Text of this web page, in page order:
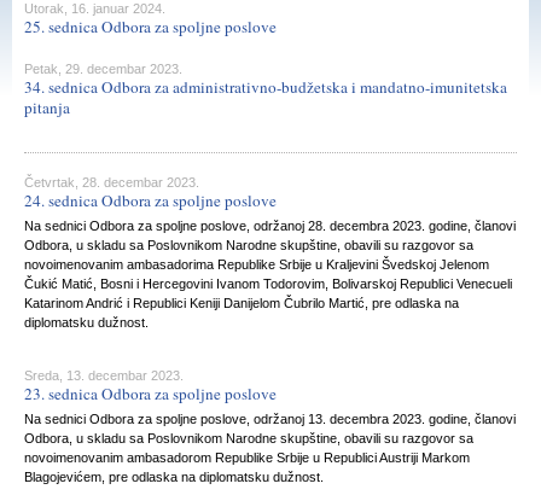
Utorak, 16. januar 2024.
25. sednica Odbora za spoljne poslove
Petak, 29. decembar 2023.
34. sednica Odbora za administrativno-budžetska i mandatno-imunitetska
pitanja
Četvrtak, 28. decembar 2023.
24. sednica Odbora za spoljne poslove
Na sednici Odbora za spoljne poslove, održanoj 28. decembra 2023. godine, članovi
Odbora, u skladu sa Poslovnikom Narodne skupštine, obavili su razgovor sa
novoimenovanim ambasadorima Republike Srbije u Kraljevini Švedskoj Jelenom
Čukić Matić, Bosni i Hercegovini Ivanom Todorovim, Bolivarskoj Republici Venecueli
Katarinom Andrić i Republici Keniji Danijelom Čubrilo Martić, pre odlaska na
diplomatsku dužnost.
Sreda, 13. decembar 2023.
23. sednica Odbora za spoljne poslove
Na sednici Odbora za spoljne poslove, održanoj 13. decembra 2023. godine, članovi
Odbora, u skladu sa Poslovnikom Narodne skupštine, obavili su razgovor sa
novoimenovanim ambasadorom Republike Srbije u Republici Austriji Markom
Blagojevićem, pre odlaska na diplomatsku dužnost.